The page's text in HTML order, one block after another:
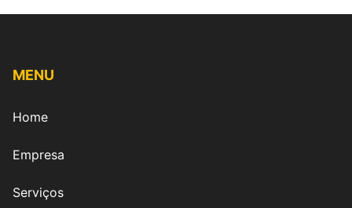
MENU
Home
Empresa
Serviços